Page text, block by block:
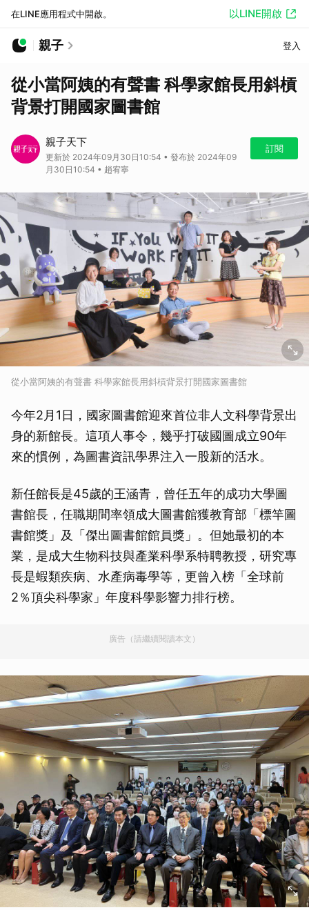
在LINE應用程式中開啟。 以LINE開啟
親子 登入
從小當阿姨的有聲書 科學家館長用斜槓
背景打開國家圖書館
親子天下
更新於 2024年09月30日10:54 • 發布於 2024年09
月30日10:54 • 趙宥寧
訂閱
從小當阿姨的有聲書 科學家館長用斜槓背景打開國家圖書館
今年2月1日，國家圖書館迎來首位非人文科學背景出
身的新館長。這項人事令，幾乎打破國圖成立90年
來的慣例，為圖書資訊學界注入一股新的活水。
新任館長是45歲的王涵青，曾任五年的成功大學圖
書館長，任職期間率領成大圖書館獲教育部「標竿圖
書館獎」及「傑出圖書館館員獎」。但她最初的本
業，是成大生物科技與產業科學系特聘教授，研究專
長是蝦類疾病、水產病毒學等，更曾入榜「全球前
2％頂尖科學家」年度科學影響力排行榜。
廣告（請繼續閱讀本文）